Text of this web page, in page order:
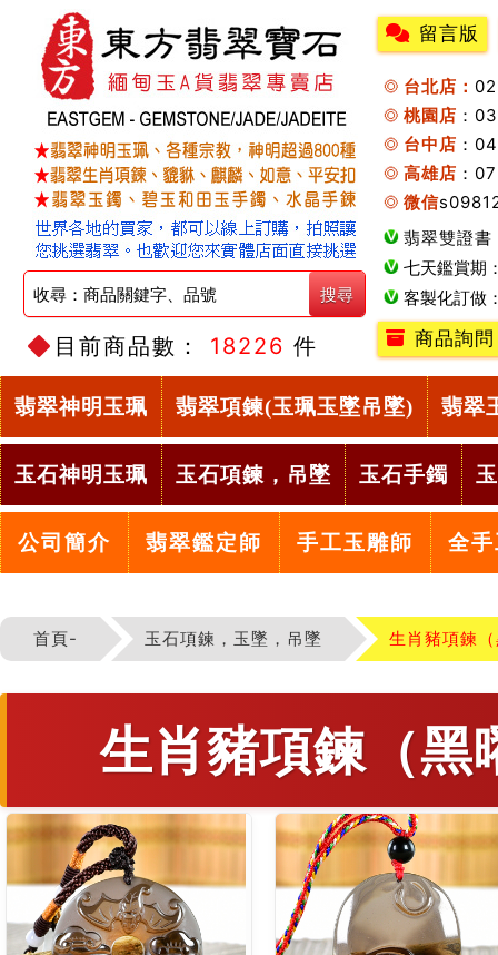
目前商品數： 18226 件
留言版
台北店：
桃園店 ：
台中店 ：
高雄店 ：
微信
翡翠雙證書
七天鑑賞期
客製化訂做
商品詢問
翡翠神明玉珮 翡翠項鍊(玉珮玉墜吊墜) 翡翠
玉石神明玉珮 玉石項鍊，吊墜 玉石手鐲
公司簡介 翡翠鑑定師 手工玉雕師 全
首頁- 玉石項鍊，玉墜，吊墜 生肖豬項鍊
生肖豬項鍊（黑